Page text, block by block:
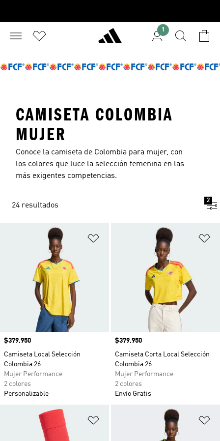
1
CAMISETA COLOMBIA
MUJER
Conoce la camiseta de Colombia para mujer, con
los colores que luce la selección femenina en las
más exigentes competencias.
24 resultados
2
Añadir a la lista de deseos
Precio
$379.950
Camiseta Local Selección
Colombia 26
Mujer Performance
2 colores
Personalizable
Precio
$379.950
Camiseta Corta Local Selección
Colombia 26
Mujer Performance
2 colores
Envío Gratis
Añadir a la lista de deseos